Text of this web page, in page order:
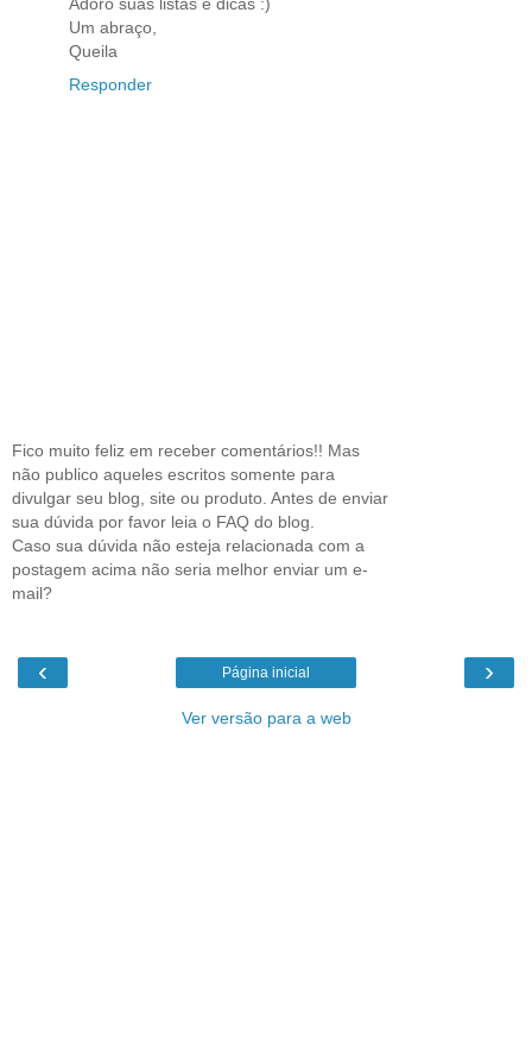
Adoro suas listas e dicas :)
Um abraço,
Queila
Responder
Fico muito feliz em receber comentários!! Mas
não publico aqueles escritos somente para
divulgar seu blog, site ou produto. Antes de enviar
sua dúvida por favor leia o FAQ do blog.
Caso sua dúvida não esteja relacionada com a
postagem acima não seria melhor enviar um e-
mail?
‹ ›
Página inicial
Ver versão para a web